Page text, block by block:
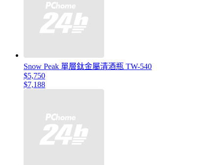
Snow Peak 單層鈦金屬清酒瓶 TW-540
$5,750
$7,188